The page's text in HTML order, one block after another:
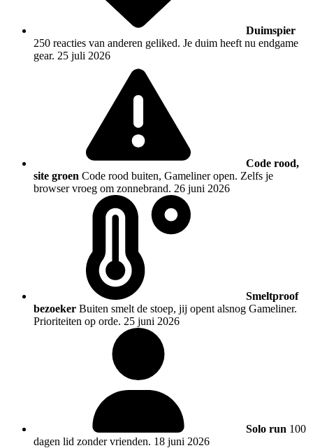
Duimspier
250 reacties van anderen geliked. Je duim heeft nu endgame
gear. 25 juli 2026
Code rood,
site groen Code rood buiten, Gameliner open. Zelfs je
browser vroeg om zonnebrand. 26 juni 2026
Smeltproof
bezoeker Buiten smelt de stoep, jij opent alsnog Gameliner.
Prioriteiten op orde. 25 juni 2026
Solo run 100
dagen lid zonder vrienden. 18 juni 2026